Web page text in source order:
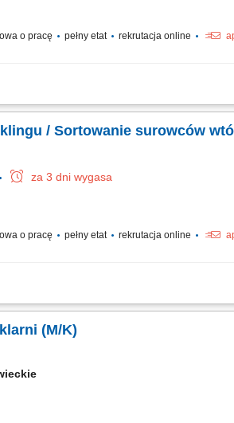
o pracę pełny etat rekrutacja online
w wysokości 16,41 €. Na tę kwotę składa
/ Sortowanie surowców
za 3 dni wygasa
o pracę pełny etat rekrutacja online
materiałów przeznaczonych do recyklingu,
(M/K)